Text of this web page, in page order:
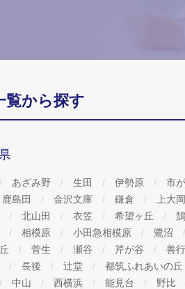
覧から探す
あざみ野 生田 伊勢原 市
鹿島田 金沢文庫 鎌倉 上大岡
北山田 衣笠 希望ヶ丘
相模原 小田急相模原 鷺沼
菅生 瀬谷 芹が谷 善行
長後 辻堂 都筑ふれあいの丘
中山 西横浜 能見台 野比